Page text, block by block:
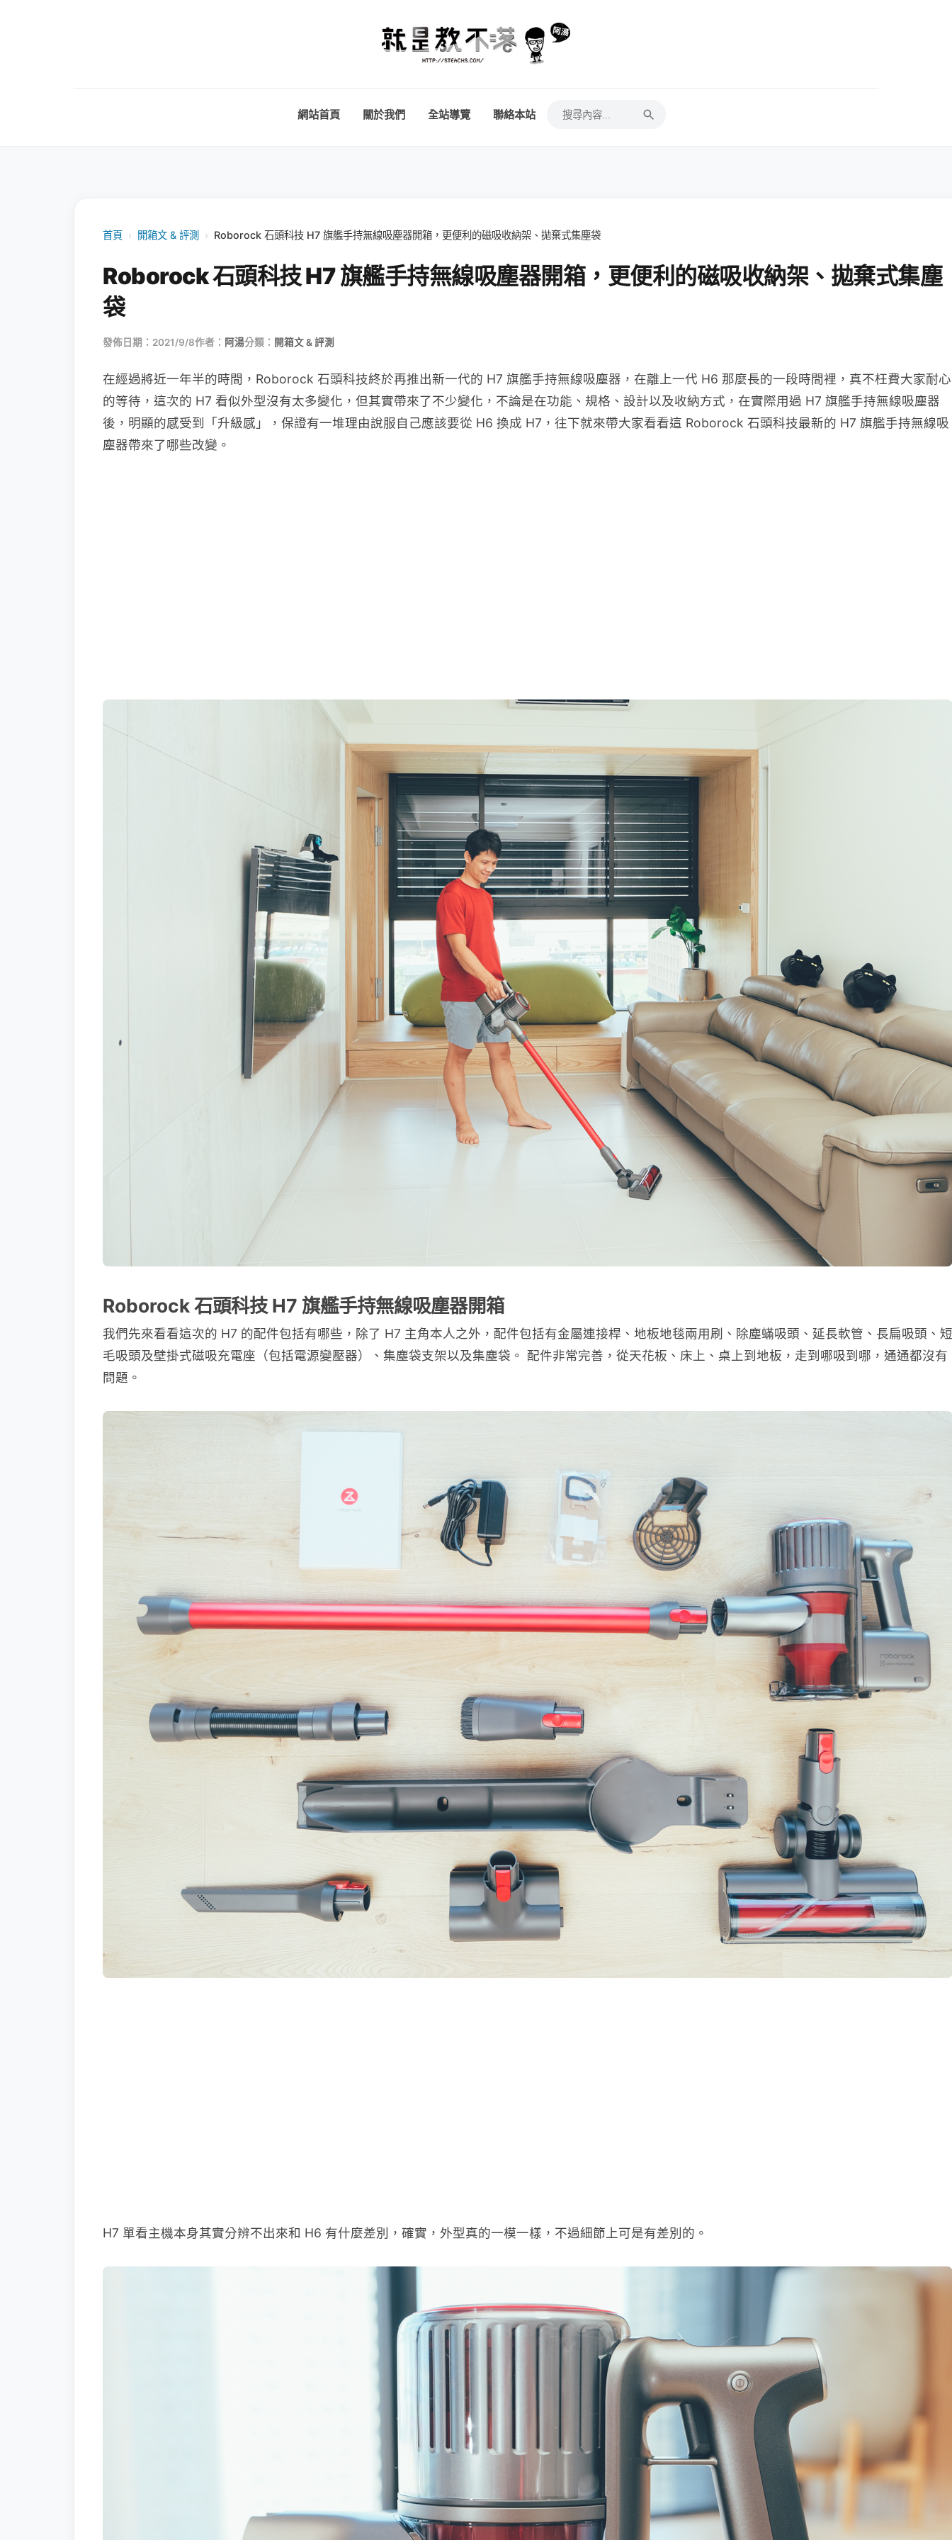
網站首頁 關於我們 全站導覽 聯絡本站
首頁 › 開箱文 & 評測 › Roborock 石頭科技 H7 旗艦手持無線吸塵器開箱，更便利的磁吸收納架、拋棄式集塵袋
Roborock 石頭科技 H7 旗艦手持無線吸塵器開箱，更便利的磁吸收納架、拋棄式集塵
袋
發佈日期：2021/9/8作者： 阿湯分類： 開箱文 & 評測
在經過將近一年半的時間，Roborock 石頭科技終於再推出新一代的 H7 旗艦手持無線吸塵器，在離上一代 H6 那麼長的一段時間裡，真不枉費大家耐心
的等待，這次的 H7 看似外型沒有太多變化，但其實帶來了不少變化，不論是在功能、規格、設計以及收納方式，在實際用過 H7 旗艦手持無線吸塵器
後，明顯的感受到「升級感」，保證有一堆理由說服自己應該要從 H6 換成 H7，往下就來帶大家看看這 Roborock 石頭科技最新的 H7 旗艦手持無線吸
塵器帶來了哪些改變。
Roborock 石頭科技 H7 旗艦手持無線吸塵器開箱
我們先來看看這次的 H7 的配件包括有哪些，除了 H7 主角本人之外，配件包括有金屬連接桿、地板地毯兩用刷、除塵蟎吸頭、延長軟管、長扁吸頭、短
毛吸頭及壁掛式磁吸充電座（包括電源變壓器）、集塵袋支架以及集塵袋。 配件非常完善，從天花板、床上、桌上到地板，走到哪吸到哪，通通都沒有
問題。
H7 單看主機本身其實分辨不出來和 H6 有什麼差別，確實，外型真的一模一樣，不過細節上可是有差別的。